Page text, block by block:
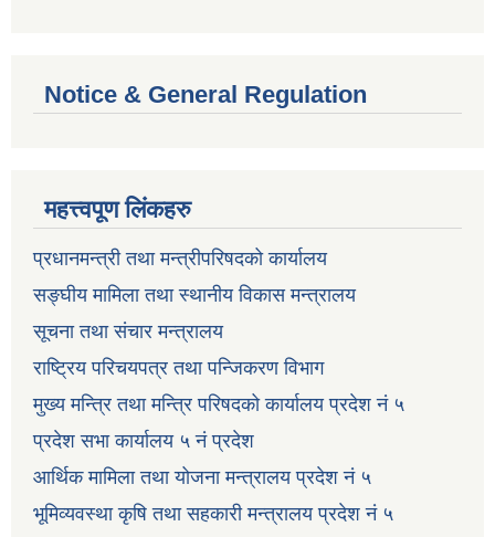
Notice & General Regulation
महत्त्वपूण लिंकहरु
प्रधानमन्त्री तथा मन्त्रीपरिषदको कार्यालय
सङ्घीय मामिला तथा स्थानीय विकास मन्त्रालय
सूचना तथा संचार मन्त्रालय
राष्ट्रिय परिचयपत्र तथा पन्जिकरण विभाग
मुख्य मन्त्रि तथा मन्त्रि परिषदको कार्यालय प्रदेश नं ५
प्रदेश सभा कार्यालय ५ नं प्रदेश
आर्थिक मामिला तथा योजना मन्त्रालय प्रदेश नं ५
भूमिव्यवस्था कृषि तथा सहकारी मन्त्रालय प्रदेश नं ५